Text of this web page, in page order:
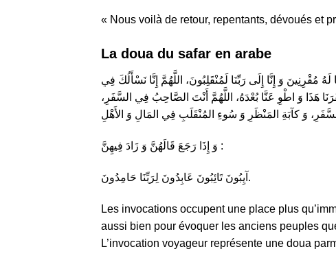
« Nous voilà de retour, repentants, dévoués et
La doua du safar en arabe
مُقْرِنِينَ وَ إِنَّا إِلَى رَبِّنَا لَمُنْقَلِبُونَ، اللَّهُمَّ إِنَّا نَسْأَلُكَ فِي
هَذَا وَ اطْوِ عَنَّا بُعْدَهُ، اللَّهُمَّ أَنْتَ الصَّاحِبُ فِي السَّفَرِ،
وَ إِذَا رَجَعَ قَالَهُنَّ وَ زَادَ فِيهِنَّ :
آيِبُونَ تَائِبُونَ عَابِدُونَ لِرَبِّنَا حَامِدُونَ.
Les invocations occupent une place plus
aussi bien pour évoquer les anciens peuples
L’invocation voyageur représente une doua